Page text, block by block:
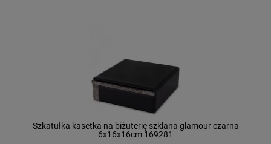
Szkatułka kasetka na biżuterię szklana glamour czarna
6x16x16cm 169281